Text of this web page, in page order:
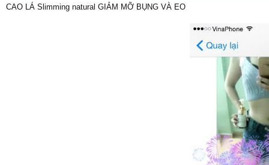
CAO LÁ Slimming natural GIẢM MỠ BỤNG VÀ EO